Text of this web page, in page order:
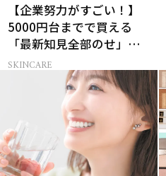
【企業努力がすごい！】
5000円台までで買える
「最新知見全部のせ」ス
キンケア名品34選
SKINCARE